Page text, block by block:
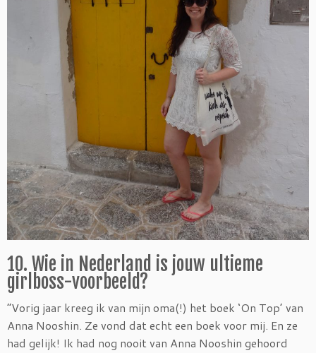
10. Wie in Nederland is jouw ultieme
girlboss-voorbeeld?
“Vorig jaar kreeg ik van mijn oma(!) het boek ‘On Top’ van
Anna Nooshin. Ze vond dat echt een boek voor mij. En ze
had gelijk! Ik had nog nooit van Anna Nooshin gehoord